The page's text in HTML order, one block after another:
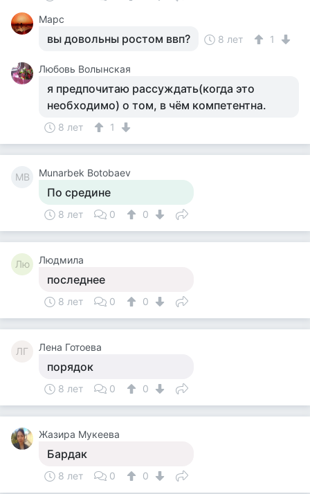
Марс
вы довольны ростом ввп? 8 лет 1
Любовь Волынская
я предпочитаю рассуждать(когда это
необходимо) о том, в чём компетентна.
8 лет 1
MB Munarbek Botobaev
По средине
8 лет 0 0
Лю Людмила
последнее
8 лет 0 0
ЛГ Лена Готоева
порядок
8 лет 0 0
Жазира Мукеева
Бардак
8 лет 0 0